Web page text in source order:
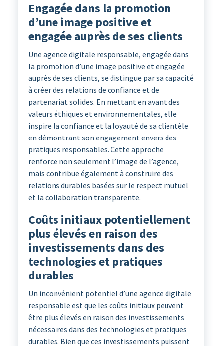
Engagée dans la promotion
d’une image positive et
engagée auprès de ses clients
Une agence digitale responsable, engagée dans
la promotion d’une image positive et engagée
auprès de ses clients, se distingue par sa capacité
à créer des relations de confiance et de
partenariat solides. En mettant en avant des
valeurs éthiques et environnementales, elle
inspire la confiance et la loyauté de sa clientèle
en démontrant son engagement envers des
pratiques responsables. Cette approche
renforce non seulement l’image de l’agence,
mais contribue également à construire des
relations durables basées sur le respect mutuel
et la collaboration transparente.
Coûts initiaux potentiellement
plus élevés en raison des
investissements dans des
technologies et pratiques
durables
Un inconvénient potentiel d’une agence digitale
responsable est que les coûts initiaux peuvent
être plus élevés en raison des investissements
nécessaires dans des technologies et pratiques
durables. Bien que ces investissements puissent